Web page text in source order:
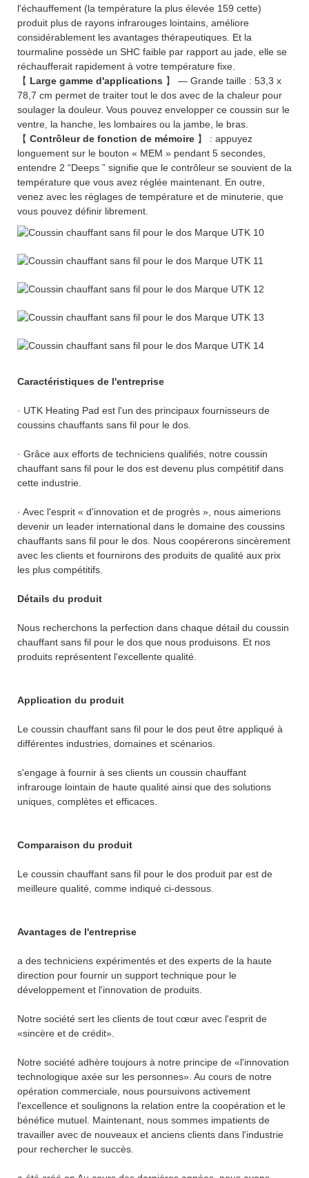
l'échauffement (la température la plus élevée 159 cette)
produit plus de rayons infrarouges lointains, améliore
considérablement les avantages thérapeutiques. Et la
tourmaline possède un SHC faible par rapport au jade, elle se
réchaufferait rapidement à votre température fixe.
【 Large gamme d'applications 】 — Grande taille : 53,3 x
78,7 cm permet de traiter tout le dos avec de la chaleur pour
soulager la douleur. Vous pouvez envelopper ce coussin sur le
ventre, la hanche, les lombaires ou la jambe, le bras.
【 Contrôleur de fonction de mémoire 】 : appuyez
longuement sur le bouton « MEM » pendant 5 secondes,
entendre 2 “Deeps ” signifie que le contrôleur se souvient de la
température que vous avez réglée maintenant. En outre,
venez avec les réglages de température et de minuterie, que
vous pouvez définir librement.
Caractéristiques de l'entreprise
· UTK Heating Pad est l'un des principaux fournisseurs de
coussins chauffants sans fil pour le dos.
· Grâce aux efforts de techniciens qualifiés, notre coussin
chauffant sans fil pour le dos est devenu plus compétitif dans
cette industrie.
· Avec l'esprit « d'innovation et de progrès », nous aimerions
devenir un leader international dans le domaine des coussins
chauffants sans fil pour le dos. Nous coopérerons sincèrement
avec les clients et fournirons des produits de qualité aux prix
les plus compétitifs.
Détails du produit
Nous recherchons la perfection dans chaque détail du coussin
chauffant sans fil pour le dos que nous produisons. Et nos
produits représentent l'excellente qualité.
Application du produit
Le coussin chauffant sans fil pour le dos peut être appliqué à
différentes industries, domaines et scénarios.
s'engage à fournir à ses clients un coussin chauffant
infrarouge lointain de haute qualité ainsi que des solutions
uniques, complètes et efficaces.
Comparaison du produit
Le coussin chauffant sans fil pour le dos produit par est de
meilleure qualité, comme indiqué ci-dessous.
Avantages de l'entreprise
a des techniciens expérimentés et des experts de la haute
direction pour fournir un support technique pour le
développement et l'innovation de produits.
Notre société sert les clients de tout cœur avec l'esprit de
«sincère et de crédit».
Notre société adhère toujours à notre principe de «l'innovation
technologique axée sur les personnes». Au cours de notre
opération commerciale, nous poursuivons activement
l'excellence et soulignons la relation entre la coopération et le
bénéfice mutuel. Maintenant, nous sommes impatients de
travailler avec de nouveaux et anciens clients dans l'industrie
pour rechercher le succès.